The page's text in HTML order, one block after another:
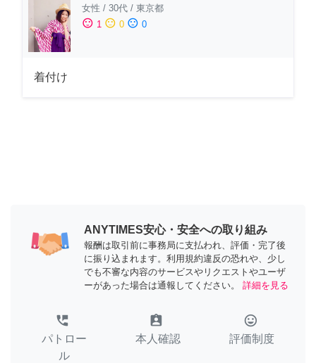
女性 / 30代 / 東京都
sentiment_satisfied 1 sentiment_neutral 0 sentiment_dissatisfied 0
着付け
ANYTIMES安心・安全への取り組み
報酬は取引前に事務局に支払われ、評価・完了後
に振り込まれます。利用規約違反の恐れや、少し
でも不審な内容のサービスやリクエストやユーザ
ーがあった場合は通報してください。
詳細を見る
perm_phone_msg
パトロー
ル
assignment_ind
本人確認
tag_faces
評価制度